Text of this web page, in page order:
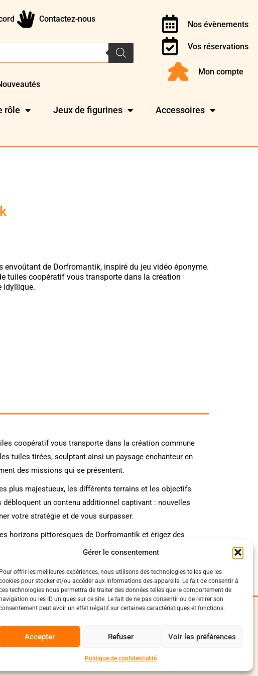
Gérer le consentement
Pour offrir les meilleures expériences, nous utilisons des technologies telles que les
pour stocker et/ou accéder aux informations des appareils. Le fait de consentir à
technologies nous permettra de traiter des données telles que le comportement de
ou les ID uniques sur ce site. Le fait de ne pas consentir ou de retirer son
peut avoir un effet négatif sur certaines caractéristiques et fonctions.
Accepter Refuser Voir les préférences
Politique de confidentialité
Contactez-nous
Nos évènements
Vos réservations
Mon compte
rôle Jeux de figurines Accessoires
envoûtant de Dorfromantik, inspiré du jeu vidéo éponyme.
tuiles coopératif vous transporte dans la création
idyllique.
coopératif vous transporte dans la création commune
tuiles tirées, sculptant ainsi un paysage enchanteur en
des missions qui se présentent.
plus majestueux, les différents terrains et les objectifs
un contenu additionnel captivant : nouvelles
votre stratégie et de vous surpasser.
horizons pittoresques de Dorfromantik et érigez des
facettes de ce jeu envoûtant.
Politiques
de confidentialité
de vente et livraison
Suivez-Nous
Facebook